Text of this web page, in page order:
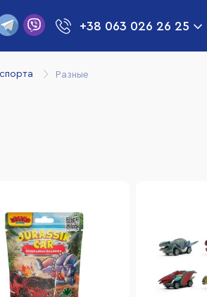
+38 063 026 26 25
Разные